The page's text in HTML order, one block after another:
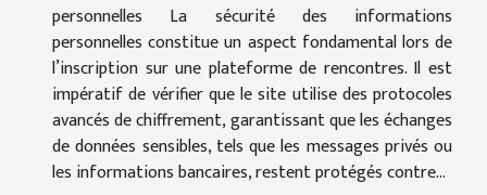
personnelles La sécurité des informations
personnelles constitue un aspect fondamental lors de
l’inscription sur une plateforme de rencontres. Il est
impératif de vérifier que le site utilise des protocoles
avancés de chiffrement, garantissant que les échanges
de données sensibles, tels que les messages privés ou
les informations bancaires, restent protégés contre...